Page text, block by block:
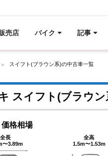
販売店 バイク 記事
スイフト(ブラウン系)の中古車一覧
スイフト(ブラウン
格相場
全長
〜3.89m
全高
1.5m〜1.53m